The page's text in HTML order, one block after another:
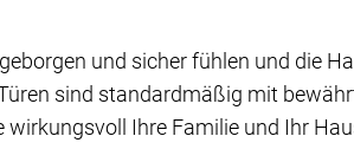
und sicher fühlen und die
sind standardmäßig mit
Ihre Familie und Ihr